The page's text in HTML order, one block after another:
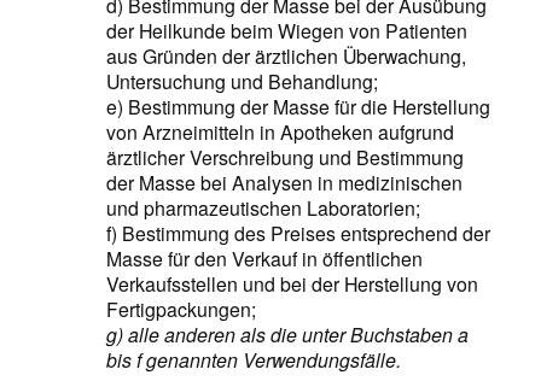
der Heilkunde beim Wiegen von Patienten
aus Gründen der ärztlichen Überwachung,
Untersuchung und Behandlung;
e) Bestimmung der Masse für die Herstellung
von Arzneimitteln in Apotheken aufgrund
ärztlicher Verschreibung und Bestimmung
der Masse bei Analysen in medizinischen
und pharmazeutischen Laboratorien;
f) Bestimmung des Preises entsprechend der
Masse für den Verkauf in öffentlichen
Verkaufsstellen und bei der Herstellung von
Fertigpackungen;
g) alle anderen als die unter Buchstaben a
bis f genannten Verwendungsfälle.